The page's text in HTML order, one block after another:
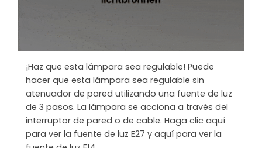
¡Haz que esta lámpara sea regulable! Puede
hacer que esta lámpara sea regulable sin
atenuador de pared utilizando una fuente de luz
de 3 pasos. La lámpara se acciona a través del
interruptor de pared o de cable. Haga clic aquí
para ver la fuente de luz E27 y aquí para ver la